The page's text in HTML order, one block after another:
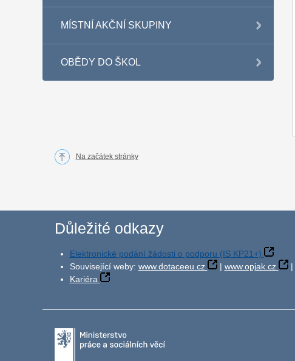
MÍSTNÍ AKČNÍ SKUPINY
OBĚDY DO ŠKOL
Na začátek stránky
Důležité odkazy
Elektronické podání žádosti o podporu (IS KP21+)
Související weby: www.dotaceeu.cz | www.opjak.cz |
Kariéra